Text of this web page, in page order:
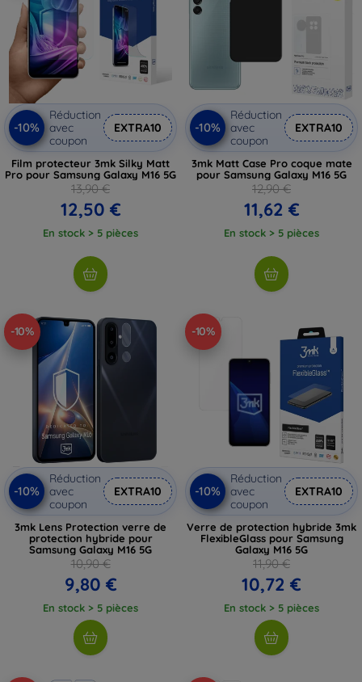
-10%
Réduction
avec
coupon
EXTRA10
Film protecteur 3mk Silky Matt
Pro pour Samsung Galaxy M16 5G
13,90 €
12,50 €
En stock > 5 pièces
-10%
Réduction
avec
coupon
EXTRA10
3mk Matt Case Pro coque mate
pour Samsung Galaxy M16 5G
12,90 €
11,62 €
En stock > 5 pièces
-10%
-10%
Réduction
avec
coupon
EXTRA10
3mk Lens Protection verre de
protection hybride pour
Samsung Galaxy M16 5G
10,90 €
9,80 €
En stock > 5 pièces
-10%
-10%
Réduction
avec
coupon
EXTRA10
Verre de protection hybride 3mk
FlexibleGlass pour Samsung
Galaxy M16 5G
11,90 €
10,72 €
En stock > 5 pièces